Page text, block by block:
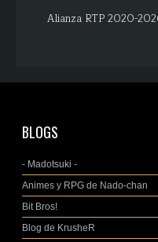
Alianza RTP 2020-
BLOGS
- Madotsuki -
Animes y RPG de Nado-chan
Bit Bros!
Blog de KrusheR